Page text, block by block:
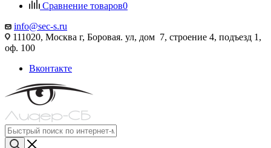
Сравнение товаров0
info@sec-s.ru
111020, Москва г, Боровая. ул, дом 7, строение 4, подъезд 1,
оф. 100
Вконтакте